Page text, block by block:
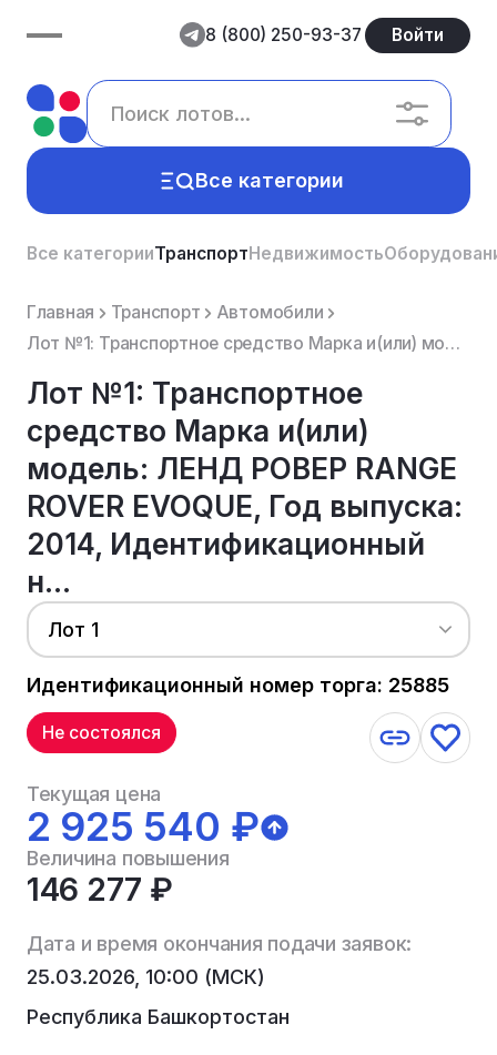
8 (800) 250-93-37 Войти
Все категории
Все категорииТранспортНедвижимость
Главная Транспорт
Автомобили
Лот №1: Транспортное средство Марка и(или) модель: ЛЕНД РОВЕР RANGE ROVER EVOQUE, Год выпуска: 2014,...
Лот №1: Транспортное
средство Марка и(или)
модель: ЛЕНД РОВЕР RANGE
ROVER EVOQUE, Год выпуска:
2014, Идентификационный
н...
Лот 1
Идентификационный номер торга: 25885
Не состоялся
Текущая цена
2 925 540 ₽
Величина повышения
146 277 ₽
Дата и время окончания подачи заявок:
25.03.2026, 10:00 (МСК)
Республика Башкортостан